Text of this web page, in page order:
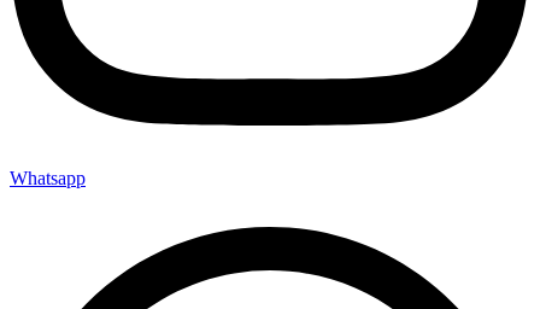
Whatsapp